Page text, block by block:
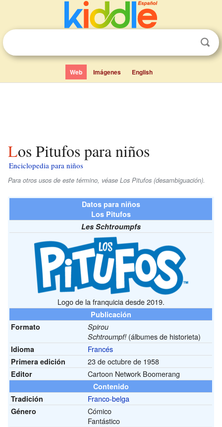
Web Imágenes English
Los Pitufos para niños
Enciclopedia para niños
Para otros usos de este término, véase Los Pitufos (desambiguación).
Datos para niños
Los Pitufos
Les Schtroumpfs
Logo de la franquicia desde 2019.
Publicación
Formato
Spirou
Schtroumpf! (álbumes de historieta)
Idioma Francés
Primera edición 23 de octubre de 1958
Editor Cartoon Network Boomerang
Contenido
Tradición
Franco-belga
Género
Cómico
Fantástico